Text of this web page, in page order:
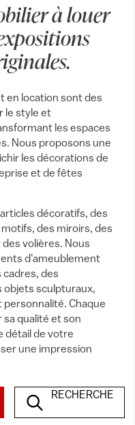
à louer
en location sont des
le style et
les espaces
Nous proposons une
les décorations de
et de fêtes
décoratifs, des
des miroirs, des
volières. Nous
d'ameublement
cadres, des
objets sculpturaux,
Chaque
qualité et son
détail de votre
une impression
RECHERCHE